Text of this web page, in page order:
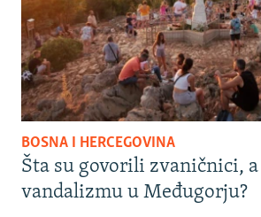
BOSNA I HERCEGOVINA
Šta su govorili zvaničnici, a
vandalizmu u Međugorju?